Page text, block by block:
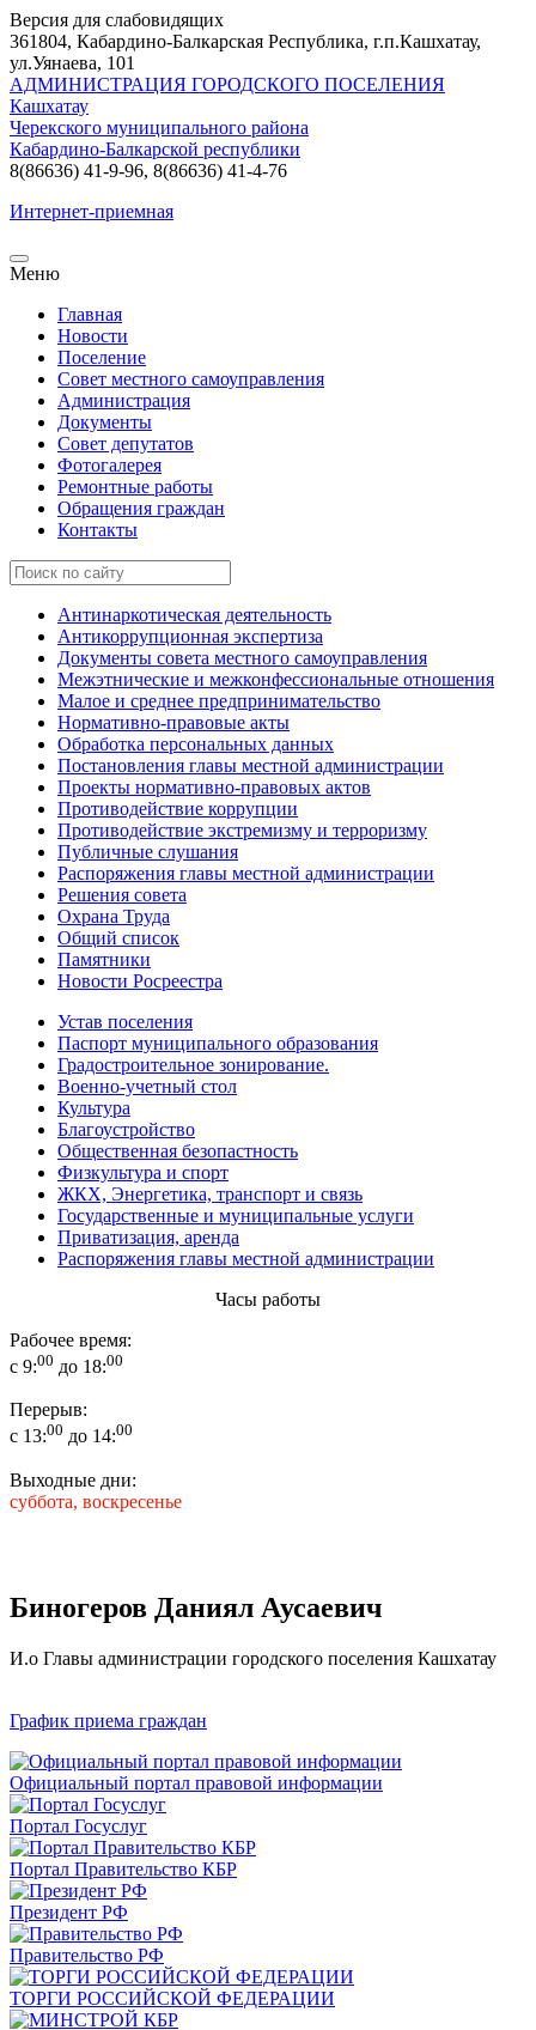
Версия для слабовидящих
361804, Кабардино-Балкарская Республика, г.п.Кашхатау,
ул.Уянаева, 101
АДМИНИСТРАЦИЯ ГОРОДСКОГО ПОСЕЛЕНИЯ
Кашхатау
Черекского муниципального района
Кабардино-Балкарской республики
8(86636) 41-9-96, 8(86636) 41-4-76
Интернет-приемная
Меню
Главная
Новости
Поселение
Совет местного самоуправления
Администрация
Документы
Совет депутатов
Фотогалерея
Ремонтные работы
Обращения граждан
Контакты
Антинаркотическая деятельность
Антикоррупционная экспертиза
Документы совета местного самоуправления
Межэтнические и межконфессиональные отношения
Малое и среднее предпринимательство
Нормативно-правовые акты
Обработка персональных данных
Постановления главы местной администрации
Проекты нормативно-правовых актов
Противодействие коррупции
Противодействие экстремизму и терроризму
Публичные слушания
Распоряжения главы местной администрации
Решения совета
Охрана Труда
Общий список
Памятники
Новости Росреестра
Устав поселения
Паспорт муниципального образования
Градостроительное зонирование.
Военно-учетный стол
Культура
Благоустройство
Общественная безопастность
Физкультура и спорт
ЖКХ, Энергетика, транспорт и связь
Государственные и муниципальные услуги
Приватизация, аренда
Распоряжения главы местной администрации
Часы работы
Рабочее время:
с 9:00 до 18:00
Перерыв:
с 13:00 до 14:00
Выходные дни:
суббота, воскресенье
Биногеров Даниял Аусаевич
И.о Главы администрации городского поселения Кашхатау
График приема граждан
Официальный портал правовой информации
Портал Госуслуг
Портал Правительство КБР
Президент РФ
Правительство РФ
ТОРГИ РОССИЙСКОЙ ФЕДЕРАЦИИ